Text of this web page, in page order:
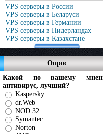
VPS серверы в России
VPS серверы в Беларуси
VPS серверы в Германии
VPS серверы в Нидерландах
VPS серверы в Казахстане
Опрос
Какой по вашему
антивирус, лучший?
Kaspersky
dr.Web
NOD 32
Symantec
Norton